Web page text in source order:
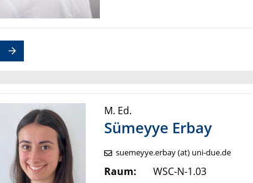
M. Ed.
Sümeyye Erbay
suemeyye.erbay (at) uni-due.de
Raum:
WSC-N-1.03